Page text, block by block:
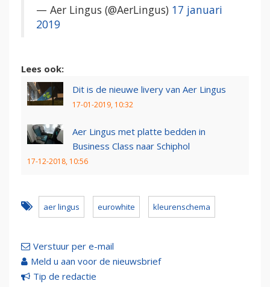
— Aer Lingus (@AerLingus) 17 januari
2019
Lees ook:
Dit is de nieuwe livery van Aer Lingus
17-01-2019, 10:32
Aer Lingus met platte bedden in
Business Class naar Schiphol
17-12-2018, 10:56
aer lingus eurowhite kleurenschema
Verstuur per e-mail
Meld u aan voor de nieuwsbrief
Tip de redactie